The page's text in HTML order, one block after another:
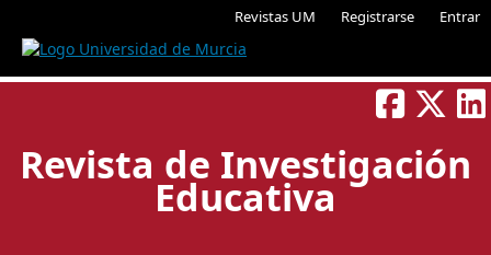
Revistas UM Registrarse Entrar
Revista de Investigación
Educativa